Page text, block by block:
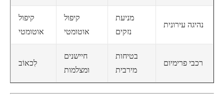
קיפול
אוטומטי
קיפול
אוטומטי
מניעת
נזקים
נהיגה עירונית
לִכאוֹב
חיישנים
ומצלמות
בטיחות
מירבית
רכבי פרימיום